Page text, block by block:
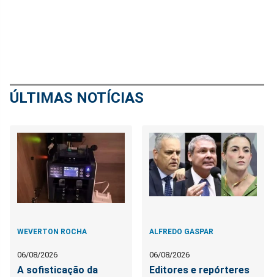
ÚLTIMAS NOTÍCIAS
WEVERTON ROCHA
06/08/2026
A sofisticação da
ALFREDO GASPAR
06/08/2026
Editores e repórteres